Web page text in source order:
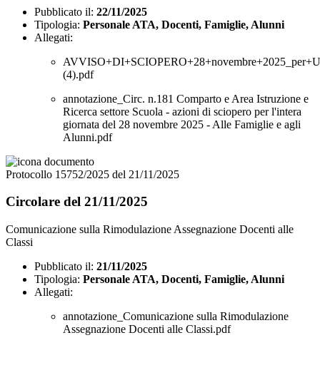
Pubblicato il: 22/11/2025
Tipologia: Personale ATA, Docenti, Famiglie, Alunni
Allegati:
(4).pdf
annotazione_Circ. n.181 Comparto e Area Istruzione e
Ricerca settore Scuola - azioni di sciopero per l'intera
giornata del 28 novembre 2025 - Alle Famiglie e agli
Alunni.pdf
Protocollo 15752/2025 del 21/11/2025
Circolare del 21/11/2025
Comunicazione sulla Rimodulazione Assegnazione Docenti alle
Classi
Pubblicato il: 21/11/2025
Tipologia: Personale ATA, Docenti, Famiglie, Alunni
Allegati:
annotazione_Comunicazione sulla Rimodulazione
Assegnazione Docenti alle Classi.pdf